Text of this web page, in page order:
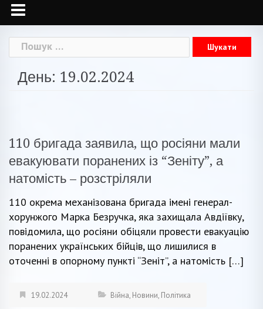
Пошук:
День: 19.02.2024
110 бригада заявила, що росіяни мали
евакуювати поранених із “Зеніту”, а
натомість – розстріляли
110 окрема механізована бригада імені генерал-
хорунжого Марка Безручка, яка захищала Авдіївку,
повідомила, що росіяни обіцяли провести евакуацію
поранених українських бійців, що лишилися в
оточенні в опорному пункті “Зеніт”, а натомість […]
19.02.2024 Війна, Новини, Політика